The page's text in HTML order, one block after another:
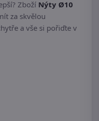
Zboží Nýty Ø10
za skvělou
a vše si pořiďte v